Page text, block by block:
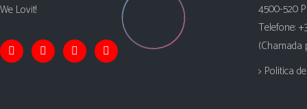
We Lovit!
4500-520
Telefone:
(Chamada
> Politica